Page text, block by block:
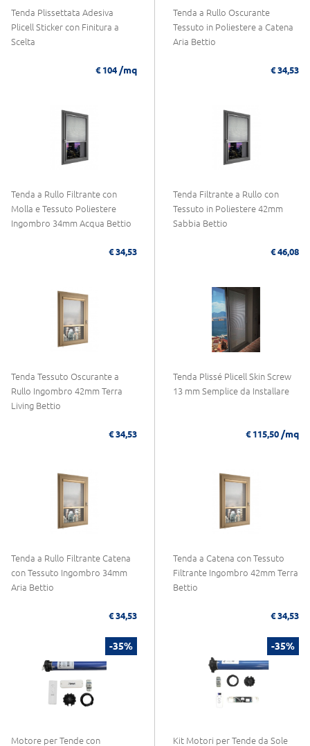
Tenda Plissettata Adesiva
Plicell Sticker con Finitura a
Scelta
€ 104 /mq
Tenda a Rullo Oscurante
Tessuto in Poliestere a Catena
Aria Bettio
€ 34,53
Tenda a Rullo Filtrante con
Molla e Tessuto Poliestere
Ingombro 34mm Acqua Bettio
€ 34,53
Tenda Filtrante a Rullo con
Tessuto in Poliestere 42mm
Sabbia Bettio
€ 46,08
Tenda Tessuto Oscurante a
Rullo Ingombro 42mm Terra
Living Bettio
€ 34,53
Tenda Plissé Plicell Skin Screw
13 mm Semplice da Installare
€ 115,50 /mq
Tenda a Rullo Filtrante Catena
con Tessuto Ingombro 34mm
Aria Bettio
€ 34,53
Tenda a Catena con Tessuto
Filtrante Ingombro 42mm Terra
Bettio
€ 34,53
-35%
Motore per Tende con
-35%
Kit Motori per Tende da Sole